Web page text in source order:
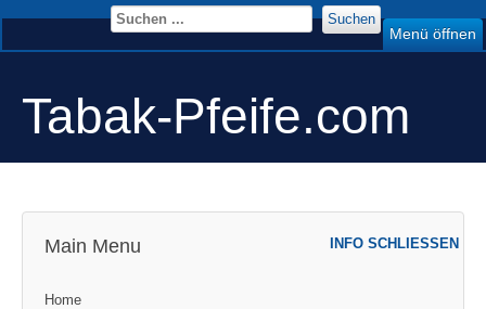
Tabak-Pfeife.com
Suchen
Menü öffnen
Main Menu
Home
INFO SCHLIESSEN